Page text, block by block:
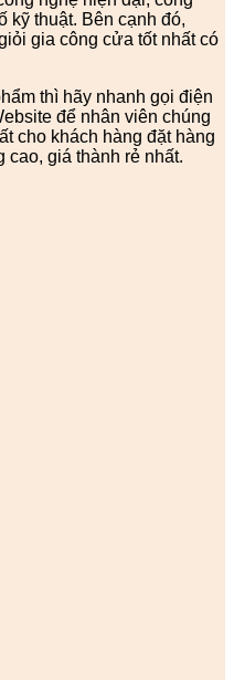
kỹ thuật. Bên cạnh đó,
gia công cửa tốt nhất có
thì hãy nhanh gọi điện
để nhân viên chúng
cho khách hàng đặt hàng
giá thành rẻ nhất.